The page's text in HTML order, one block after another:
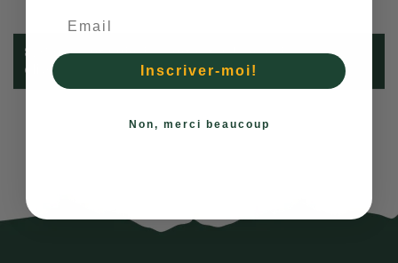
8. Comment puis-je contacter le service
client ?
Inscriver-moi!
Non, merci beaucoup